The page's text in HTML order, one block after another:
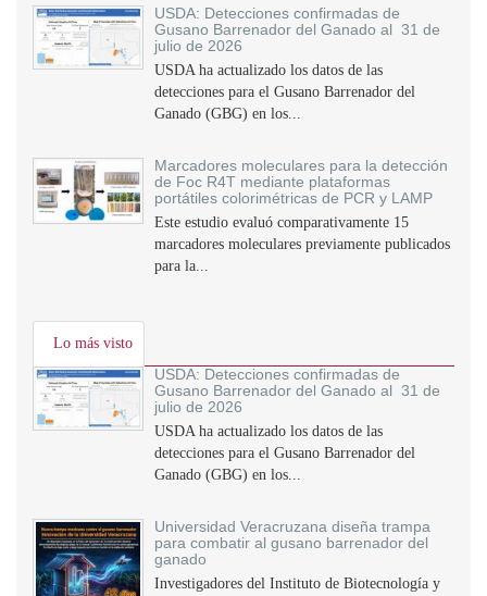
USDA: Detecciones confirmadas de
Gusano Barrenador del Ganado al 31 de
julio de 2026
USDA ha actualizado los datos de las
detecciones para el Gusano Barrenador del
Ganado (GBG) en los...
Marcadores moleculares para la detección
de Foc R4T mediante plataformas
portátiles colorimétricas de PCR y LAMP
Este estudio evaluó comparativamente 15
marcadores moleculares previamente publicados
para la...
Lo más visto
USDA: Detecciones confirmadas de
Gusano Barrenador del Ganado al 31 de
julio de 2026
USDA ha actualizado los datos de las
detecciones para el Gusano Barrenador del
Ganado (GBG) en los...
Universidad Veracruzana diseña trampa
para combatir al gusano barrenador del
ganado
Investigadores del Instituto de Biotecnología y